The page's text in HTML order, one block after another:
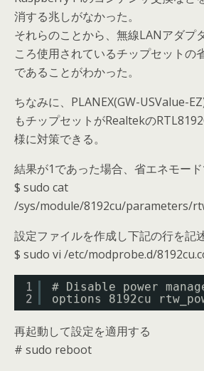
消する兆しがなかった。
それらのことから、無線LANアダプ
ころ使用されているチップセットの
であることがわかった。
ちなみに、PLANEX(GW-USValue-
もチップセットがRealtekの
様に対策できる。
結果が1であった場合、省エネモー
$ sudo cat
/sys/module/8192cu/parameters/
設定ファイルを作成し下記の行を記
$ sudo vi /etc/modprobe.d/
1
2
# Disable power
options 8192cu
再起動して設定を適用する
# sudo reboot